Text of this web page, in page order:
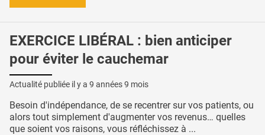
EXERCICE LIBÉRAL : bien anticiper
pour éviter le cauchemar
Actualité publiée il y a 9 années 9 mois
Besoin d'indépendance, de se recentrer sur vos patients, ou
alors tout simplement d'augmenter vos revenus… quelles
que soient vos raisons, vous réfléchissez à ...